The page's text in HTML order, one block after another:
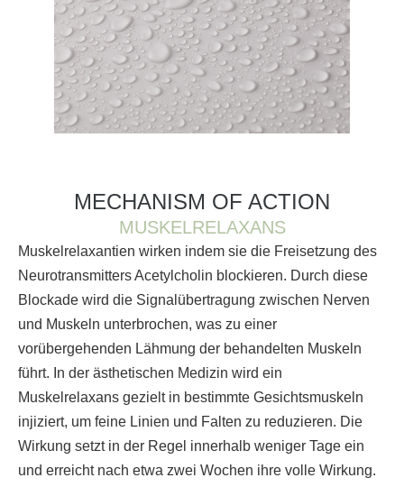
MECHANISM OF ACTION
MUSKELRELAXANS
Muskelrelaxantien wirken indem sie die Freisetzung des
Neurotransmitters Acetylcholin blockieren. Durch diese
Blockade wird die Signalübertragung zwischen Nerven
und Muskeln unterbrochen, was zu einer
vorübergehenden Lähmung der behandelten Muskeln
führt. In der ästhetischen Medizin wird ein
Muskelrelaxans gezielt in bestimmte Gesichtsmuskeln
injiziert, um feine Linien und Falten zu reduzieren. Die
Wirkung setzt in der Regel innerhalb weniger Tage ein
und erreicht nach etwa zwei Wochen ihre volle Wirkung.